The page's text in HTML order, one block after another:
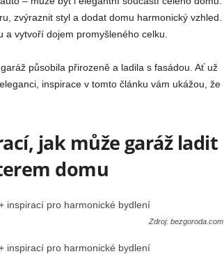
zvýraznit styl a dodat domu harmonický vzhled.
vytvoří dojem promyšleného celku.
působila přirozeně a ladila s fasádou. Ať už
inspirace v tomto článku vám ukážou, že
jak může garáž ladit
domu
Zdroj: bezgoroda.com